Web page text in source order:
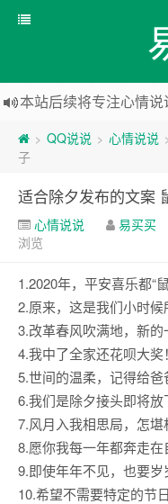
本站改版，下架友情
> QQ说说 > 心情说说 >
子
适合除夕发布的文案
心情说说 易买买
浏览
1.2020年，平安喜乐都“鼠
2.原来，这是我们小时
3.改革春风吹满地，新的
4.我中了全家还花呗大奖！
5.世间的温柔，记得给爸
6.我们是除夕接头即将
7.风月入我相思局，怎堪
8.愿你我每一年都奔走在
9.即使年年不见，也要岁
10.希望不需要特定的节